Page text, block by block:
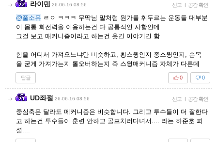
라이덴 26-06-16 08:56 신고 | 공감 확인
@풀소유 ㄹㅇ ㅋㅋㅋ 무딱님 말처럼 뭔가를 휘두르는 운동들 대부분
이 몸통 회전력을 이용하는건 다 공통적인 사항인데
그걸 보고 매커니즘이라고 하는건 웃긴 이야기긴 함
힘을 어디서 가져오느냐만 비슷하고, 횡스윙인지 종스윙인지, 손목
을 굳게 가져가는지 롤오버하는지 즉 스윙매커니즘 자체가 다른데
답글 0
0
UD좌절 26-06-16 08:56 신고 | 공감 확인
중심축은 달라도 메커니즘은 비슷합니다. 그리고 투수들이 더 잘한다
고 하는건 투수들이 훈련 안하고 골프치러다녀서.... 라는 하준호 피
셜....